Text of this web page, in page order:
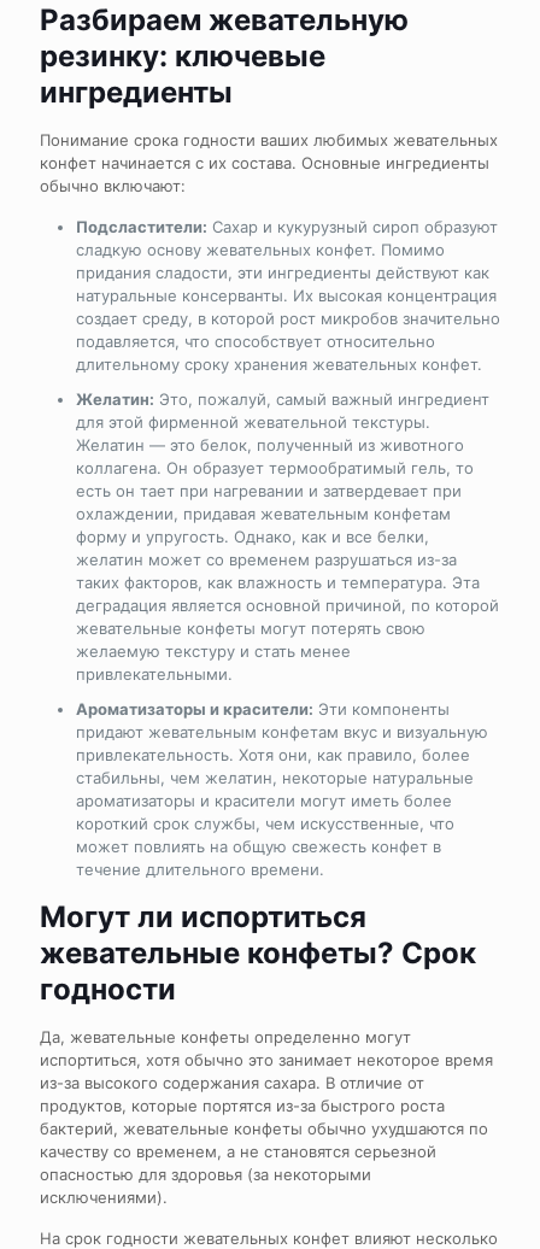
Разбираем жевательную
резинку: ключевые
ингредиенты
Понимание срока годности ваших любимых жевательных
конфет начинается с их состава. Основные ингредиенты
обычно включают:
Подсластители: Сахар и кукурузный сироп образуют
сладкую основу жевательных конфет. Помимо
придания сладости, эти ингредиенты действуют как
натуральные консерванты. Их высокая концентрация
создает среду, в которой рост микробов значительно
подавляется, что способствует относительно
длительному сроку хранения жевательных конфет.
Желатин: Это, пожалуй, самый важный ингредиент
для этой фирменной жевательной текстуры.
Желатин — это белок, полученный из животного
коллагена. Он образует термообратимый гель, то
есть он тает при нагревании и затвердевает при
охлаждении, придавая жевательным конфетам
форму и упругость. Однако, как и все белки,
желатин может со временем разрушаться из-за
таких факторов, как влажность и температура. Эта
деградация является основной причиной, по которой
жевательные конфеты могут потерять свою
желаемую текстуру и стать менее
привлекательными.
Ароматизаторы и красители: Эти компоненты
придают жевательным конфетам вкус и визуальную
привлекательность. Хотя они, как правило, более
стабильны, чем желатин, некоторые натуральные
ароматизаторы и красители могут иметь более
короткий срок службы, чем искусственные, что
может повлиять на общую свежесть конфет в
течение длительного времени.
Могут ли испортиться
жевательные конфеты? Срок
годности
Да, жевательные конфеты определенно могут
испортиться, хотя обычно это занимает некоторое время
из-за высокого содержания сахара. В отличие от
продуктов, которые портятся из-за быстрого роста
бактерий, жевательные конфеты обычно ухудшаются по
качеству со временем, а не становятся серьезной
опасностью для здоровья (за некоторыми
исключениями).
На срок годности жевательных конфет влияют несколько